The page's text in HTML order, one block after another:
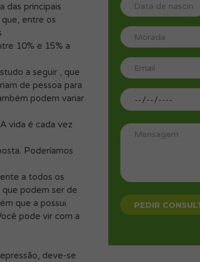
das principais
entre os
10% e 15% a
a seguir , que
de pessoa para
podem variar
vida é cada vez
Poderíamos
a todos os
podem ser de
que a possui.
pode vir com a
deve-se